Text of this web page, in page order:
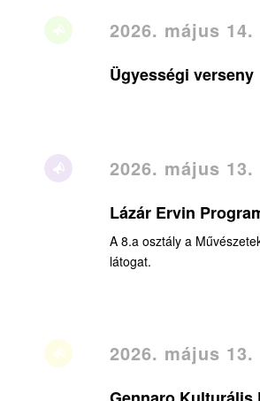
2026. május 14.
Ügyességi verseny
2026. május 13.
Lázár Ervin
A 8.a osztály a
látogat.
2026. május 13.